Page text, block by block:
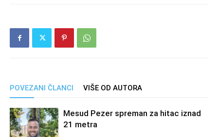
POVEZANI ČLANCI VIŠE OD AUTORA
Mesud Pezer spreman za hitac iznad
21 metra